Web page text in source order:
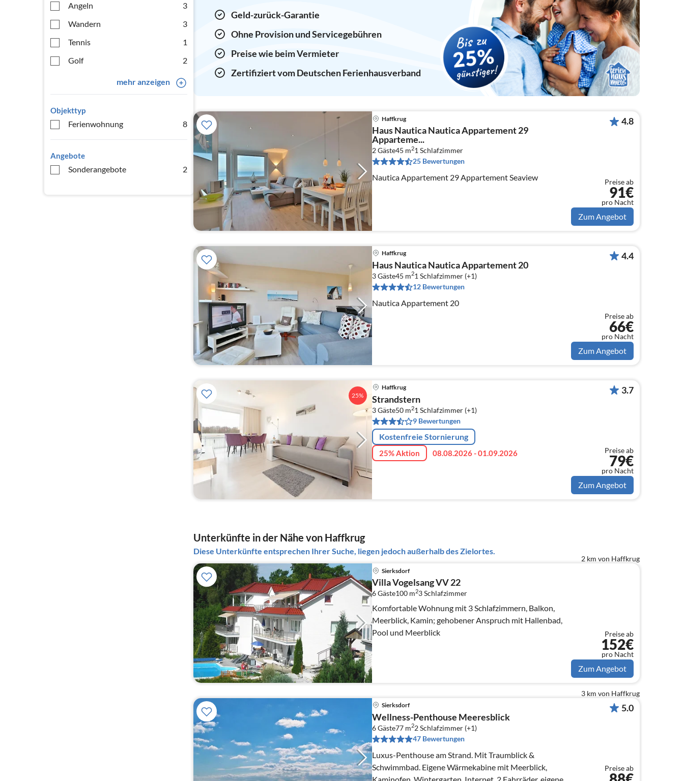
Angeln
3
Wandern
3
Tennis
1
Golf
2
mehr anzeigen
Objekttyp
Ferienwohnung 8
Angebote
Sonderangebote 2
Geld-zurück-Garantie
Ohne Provision und Servicegebühren
Preise wie beim Vermieter
Zertifiziert vom Deutschen Ferienhausverband
Haffkrug
Haus Nautica Nautica Appartement 29
Apparteme...
2 Gäste45 m21Schlafzimmer
25 Bewertungen
Nautica Appartement 29 Appartement Seaview
4.8
Preise ab
91€
pro Nacht
Zum Angebot
Haffkrug
Haus Nautica Nautica Appartement 20
3 Gäste45 m21 Schlafzimmer (+1)
12 Bewertungen
Nautica Appartement 20
4.4
Preise ab
66€
pro Nacht
Zum Angebot
25%
Haffkrug
Strandstern
3 Gäste50 m21 Schlafzimmer (+1)
9 Bewertungen
Kostenfreie Stornierung
25% Aktion 08.08.2026 - 01.09.2026
3.7
Preise ab
79€
pro Nacht
Zum Angebot
Unterkünfte in der Nähe von Haffkrug
Diese Unterkünfte entsprechen Ihrer Suche, liegen jedoch außerhalb des Zielortes.
2 km von Haffkrug
Sierksdorf
Villa Vogelsang VV 22
6 Gäste100 m23Schlafzimmer
Komfortable Wohnung mit 3 Schlafzimmern, Balkon,
Meerblick, Kamin; gehobener Anspruch mit Hallenbad,
Pool und Meerblick
Preise ab
152€
pro Nacht
Zum Angebot
3 km von Haffkrug
Sierksdorf
Wellness-Penthouse Meeresblick
6 Gäste77 m22Schlafzimmer (+1)
47 Bewertungen
Luxus-Penthouse am Strand. Mit Traumblick &
Schwimmbad. Eigene Wärmekabine mit Meerblick,
Kaminofen, Wintergarten, Internet, 2 Fahrräder, eigener
5.0
Preise ab